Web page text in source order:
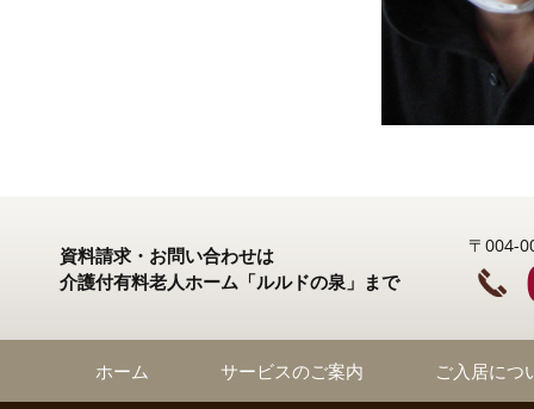
資料請求・お問い合わせは
介護付有料老人ホーム「ルルドの泉」まで
〒004-
ホーム サービスのご案内 ご入居につ